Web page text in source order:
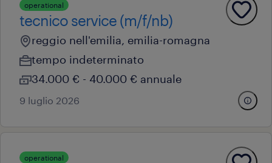
operational
tecnico service (m/f/nb)
reggio nell'emilia, emilia-romagna
tempo indeterminato
34.000 € - 40.000 € annuale
9 luglio 2026
operational